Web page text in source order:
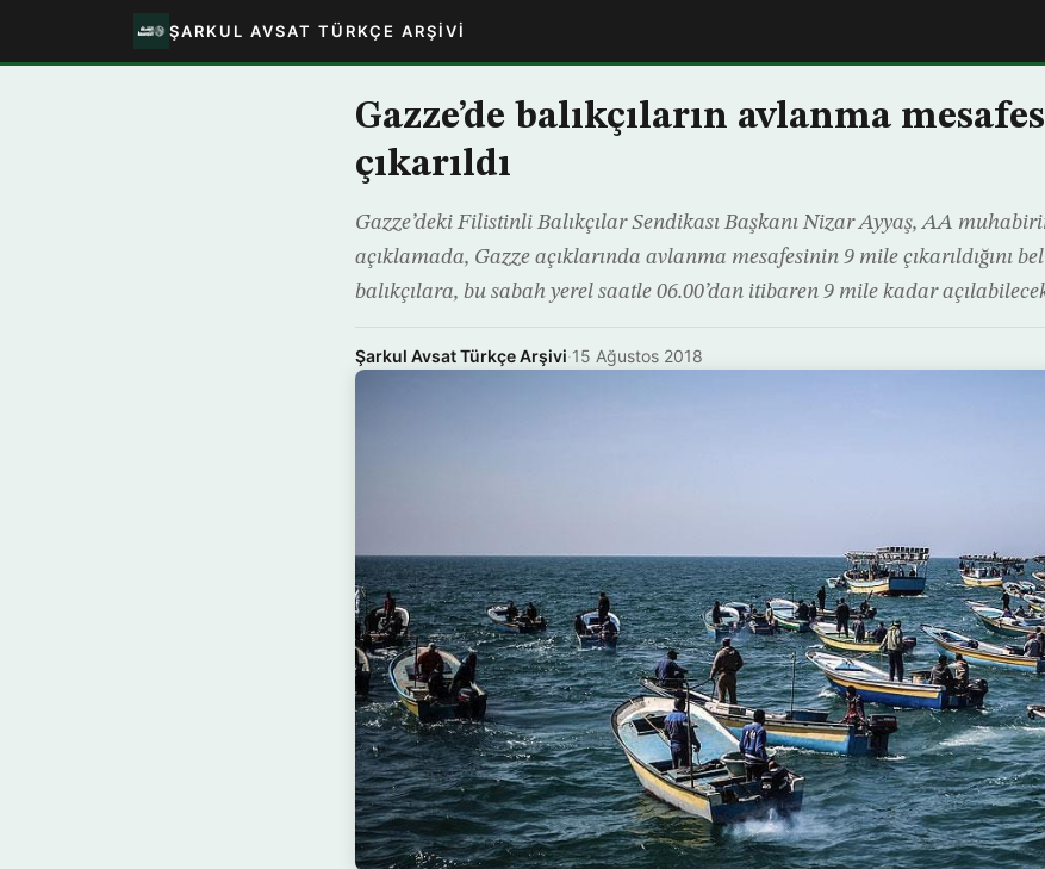
ŞARKUL AVSAT TÜRKÇE ARŞIVI
Gazze’de balıkçıların avlanma
çıkarıldı
Gazze’deki Filistinli Balıkçılar Sendikası Başkanı Nizar Ayyaş, AA
açıklamada, Gazze açıklarında avlanma mesafesinin 9 mile çıkarıldığını
balıkçılara, bu sabah yerel saatle 06.00’dan itibaren 9 mile kadar
Şarkul Avsat Türkçe Arşivi·15 Ağustos 2018